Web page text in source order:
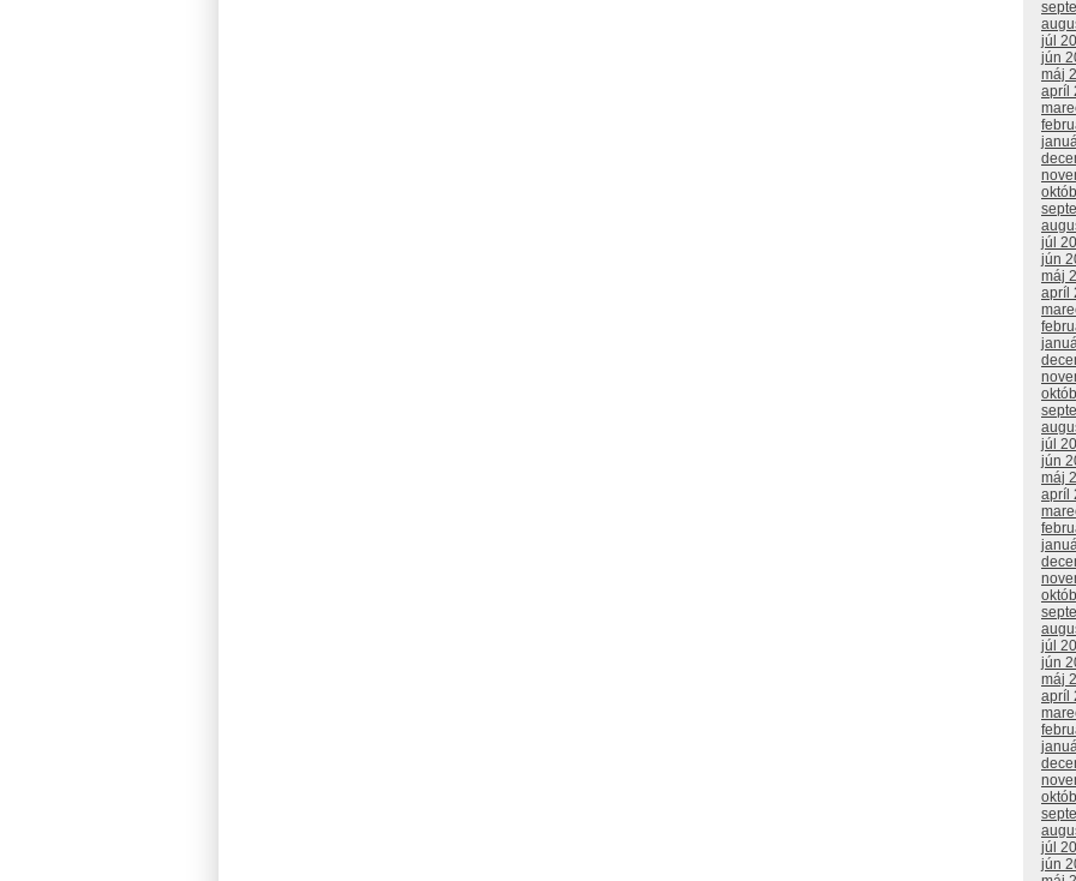
júl
jún
máj
apríl
júl
jún
máj
apríl
júl
jún
máj
apríl
júl
jún
máj
apríl
júl
jún